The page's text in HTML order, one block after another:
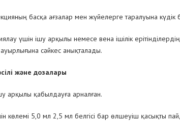
басқа ағзалар мен жүйелерге таралуына
үшін ішу арқылы немесе вена ішілік
сәйкес анықталады.
және дозалары
арқылы қабылдауға арналған.
көлемі 5,0 мл 2,5 мл белгісі бар өлшеуіш қасықты